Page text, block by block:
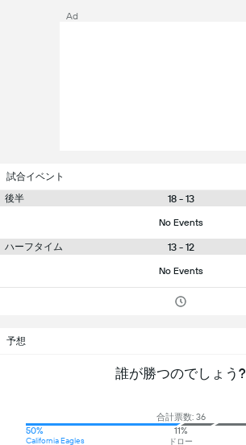
Ad
試合イベント
後半
18 - 13
No Events
ハーフタイム 13 - 12
No Events
予想
誰が勝つのでしょう?
合計票数: 36
50%
California Eagles
11%
ドロー